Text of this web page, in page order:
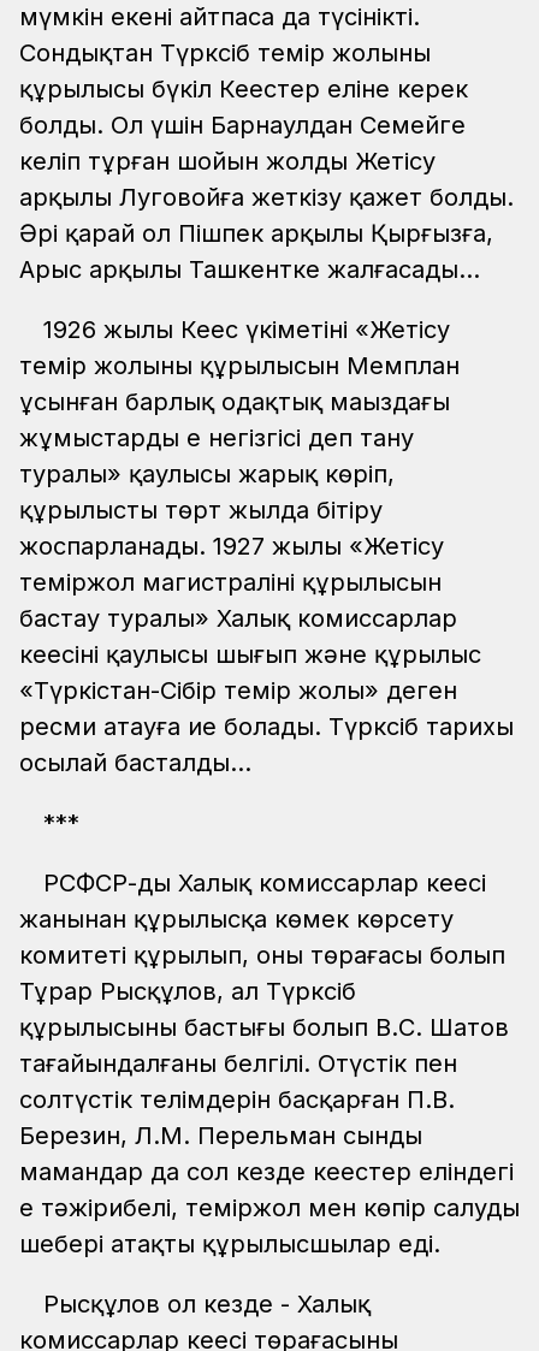
мүмкін екені айтпаса да түсінікті.
Сондықтан Түрксіб темір жолының
құрылысы бүкіл Кеңестер еліне керек
болды. Ол үшін Барнаулдан Семейге
келіп тұрған шойын жолды Жетісу
арқылы Луговойға жеткізу қажет болды.
Әрі қарай ол Пішпек арқылы Қырғызға,
Арыс арқылы Ташкентке жалғасады…
1926 жылы Кеңес үкіметінің «Жетісу
темір жолының құрылысын Мемплан
ұсынған барлық одақтық маңыздағы
жұмыстардың ең негізгісі деп тану
туралы» қаулысы жарық көріп,
құрылысты төрт жылда бітіру
жоспарланады. 1927 жылы «Жетісу
теміржол магистралінің құрылысын
бастау туралы» Халық комиссарлар
кеңесінің қаулысы шығып және құрылыс
«Түркістан-Сібір темір жолы» деген
ресми атауға ие болады. Түрксіб тарихы
осылай басталды…
***
РСФСР-дың Халық комиссарлар кеңесі
жанынан құрылысқа көмек көрсету
комитеті құрылып, оның төрағасы болып
Тұрар Рысқұлов, ал Түрксіб
құрылысының бастығы болып В.С. Шатов
тағайындалғаны белгілі. Оңтүстік пен
солтүстік телімдерін басқарған П.В.
Березин, Л.М. Перельман сынды
мамандар да сол кезде кеңестер еліндегі
ең тәжірибелі, теміржол мен көпір салудың
шебері атақты құрылысшылар еді.
Рысқұлов ол кезде - Халық
комиссарлар кеңесі төрағасының